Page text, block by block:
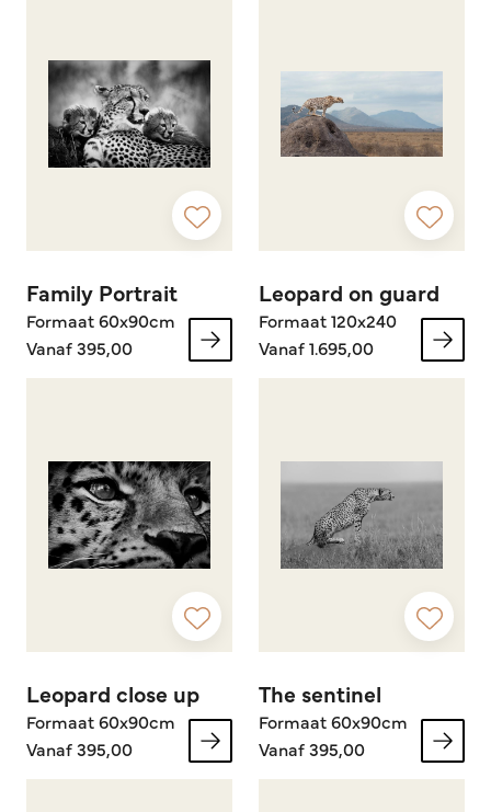
Family Portrait
Formaat 60x90cm
Vanaf 395,00
Leopard on guard
Formaat 120x240
Vanaf 1.695,00
Leopard close up
Formaat 60x90cm
Vanaf 395,00
The sentinel
Formaat 60x90cm
Vanaf 395,00